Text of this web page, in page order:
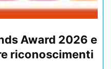
Award 2026 e
riconoscimenti